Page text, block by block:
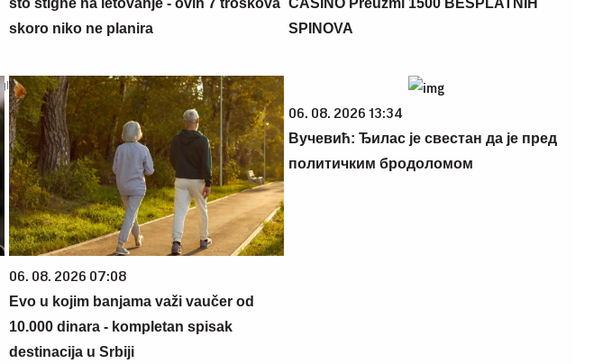
što stigne na letovanje - ovih 7 troškova
skoro niko ne planira
CASINO Preuzmi 1500 BESPLATNIH
SPINOVA
06. 08. 2026 07:08
Evo u kojim banjama važi vaučer od
10.000 dinara - kompletan spisak
destinacija u Srbiji
06. 08. 2026 13:34
Вучевић: Ђилас је свестан да је пред
политичким бродоломом